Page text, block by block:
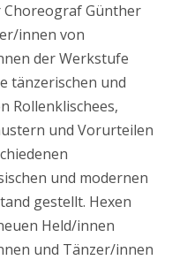
Choreograf Günther
innen von
der Werkstufe
tänzerischen und
Rollenklischees,
und Vorurteilen
und modernen
gestellt. Hexen
Held/innen
und Tänzer/innen